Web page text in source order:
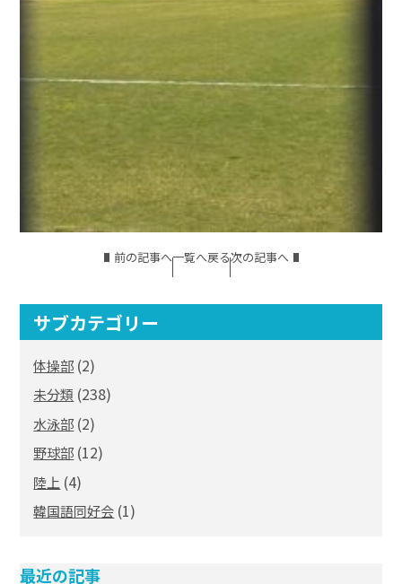
前の記事へ一覧へ戻る次の記事へ
サブカテゴリー
体操部 (2)
未分類 (238)
水泳部 (2)
野球部 (12)
陸上 (4)
韓国語同好会 (1)
最近の記事